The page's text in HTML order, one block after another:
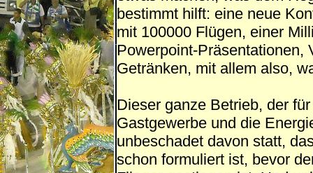
bestimmt hilft: eine neue
mit 100000 Flügen, einer
Powerpoint-Präsentationen,
Getränken, mit allem also,
Dieser ganze Betrieb, der
Gastgewerbe und die
unbeschadet davon statt,
schon formuliert ist, bevor